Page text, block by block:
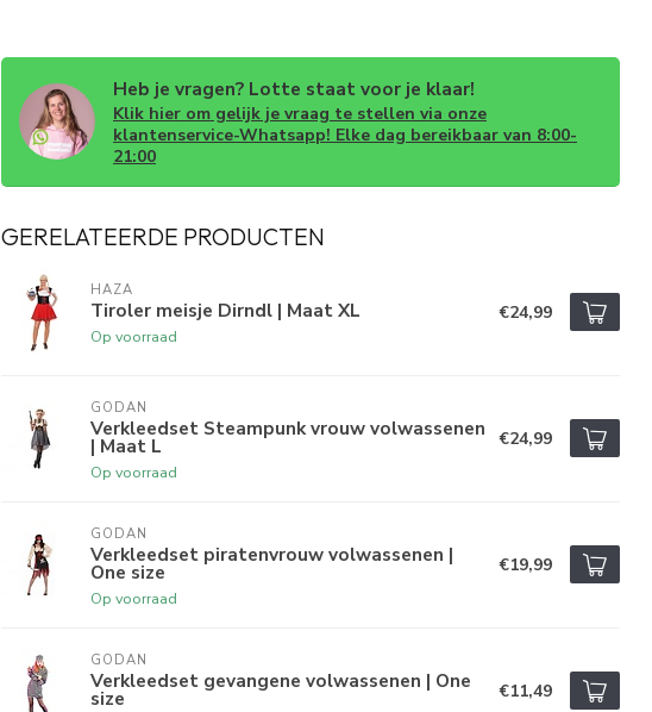
Heb je vragen? Lotte staat voor je klaar!
Klik hier om gelijk je vraag te stellen via onze
klantenservice-Whatsapp! Elke dag bereikbaar van 8:00-
21:00
GERELATEERDE PRODUCTEN
HAZA
Tiroler meisje Dirndl | Maat XL
Op voorraad
€24,99
GODAN
Verkleedset Steampunk vrouw volwassenen
| Maat L
Op voorraad
€24,99
GODAN
Verkleedset piratenvrouw volwassenen |
One size
Op voorraad
€19,99
GODAN
Verkleedset gevangene volwassenen | One
size €11,49